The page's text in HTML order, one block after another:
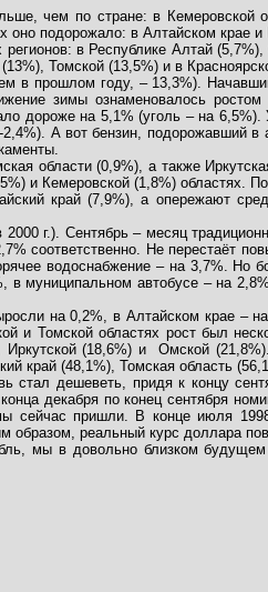
чем по стране: в
подорожало: в Алтайском крае
в Республике Алтай
Томской (13,5%) и в
в прошлом году, – 13,3%).
зимы ознаменовалось
дороже на 5,1% (уголь – на
А вот бензин, подорожавший в
области (0,9%), а также
Кемеровской (1,8%) областях.
край (7,9%), а опережают
г.). Сентябрь – месяц
соответственно. Не перестаёт
водоснабжение – на 3,7%. Но
муниципальном автобусе – на
на 0,2%, в Алтайском крае –
и Томской областях рост был
Иркутской (18,6%) и
Омской
край (48,1%), Томская область
стал дешеветь, придя к концу
декабря по конец сентября
сейчас пришли. В конце июля
реальный курс доллара
мы в довольно близком